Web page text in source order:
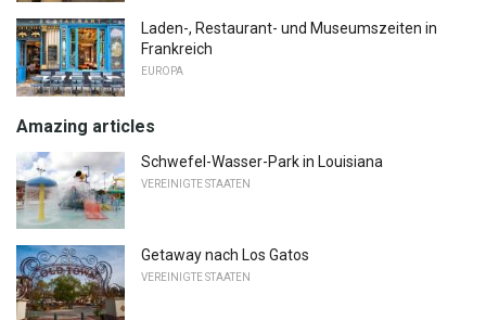
Laden-, Restaurant- und Museumszeiten in
Frankreich
EUROPA
Amazing articles
Schwefel-Wasser-Park in Louisiana
VEREINIGTE STAATEN
Getaway nach Los Gatos
VEREINIGTE STAATEN